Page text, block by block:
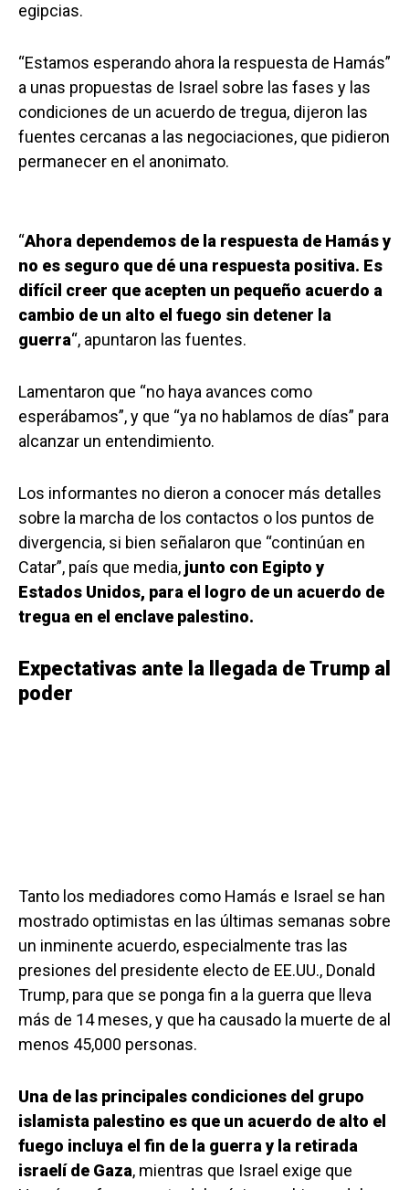
egipcias.
“Estamos esperando ahora la respuesta de Hamás”
a unas propuestas de Israel sobre las fases y las
condiciones de un acuerdo de tregua, dijeron las
fuentes cercanas a las negociaciones, que pidieron
permanecer en el anonimato.
“Ahora dependemos de la respuesta de Hamás y
no es seguro que dé una respuesta positiva. Es
difícil creer que acepten un pequeño acuerdo a
cambio de un alto el fuego sin detener la
guerra“, apuntaron las fuentes.
Lamentaron que “no haya avances como
esperábamos”, y que “ya no hablamos de días” para
alcanzar un entendimiento.
Los informantes no dieron a conocer más detalles
sobre la marcha de los contactos o los puntos de
divergencia, si bien señalaron que “continúan en
Catar”, país que media, junto con Egipto y
Estados Unidos, para el logro de un acuerdo de
tregua en el enclave palestino.
Expectativas ante la llegada de Trump al
poder
Tanto los mediadores como Hamás e Israel se han
mostrado optimistas en las últimas semanas sobre
un inminente acuerdo, especialmente tras las
presiones del presidente electo de EE.UU., Donald
Trump, para que se ponga fin a la guerra que lleva
más de 14 meses, y que ha causado la muerte de al
menos 45,000 personas.
Una de las principales condiciones del grupo
islamista palestino es que un acuerdo de alto el
fuego incluya el fin de la guerra y la retirada
israelí de Gaza, mientras que Israel exige que